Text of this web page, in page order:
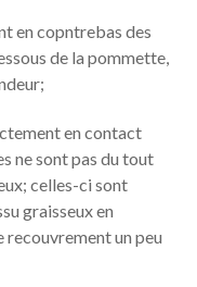
en copntrebas des
de la pommette,
en contact
ne sont pas du tout
celles-ci sont
graisseux en
recouvrement un peu